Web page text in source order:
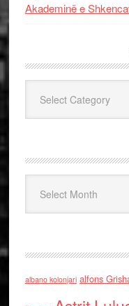
Akademinë e
albano kolonjari alfons